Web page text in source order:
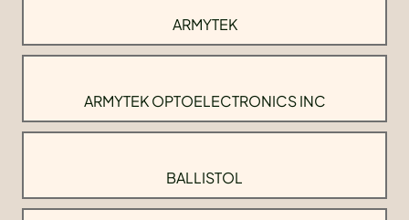
ARMYTEK
ARMYTEK OPTOELECTRONICS INC
BALLISTOL